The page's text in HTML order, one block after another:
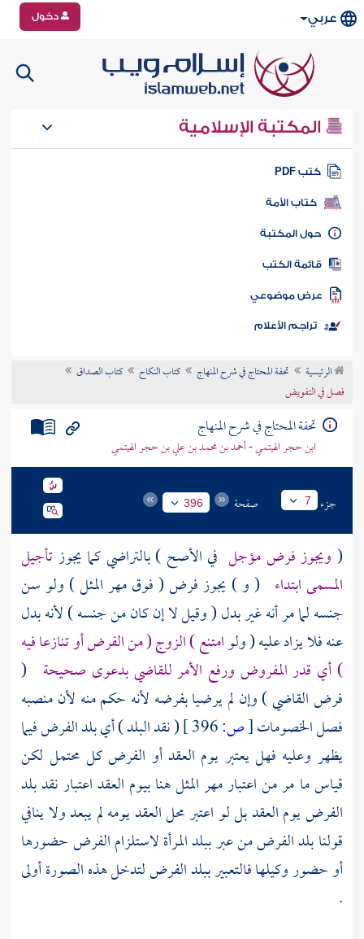
عربي دخول
المكتبة الإسلامية
كتب PDF
كتاب الأمة
المكتبة
الكتب
موضوعي
تراجم الأعلام
الرئيسية تحفة المحتاج في شرح المنهاج كتاب النكاح
كتاب الصداق
فصل في التفويض
تحفة المحتاج في شرح المنهاج
ابن حجر الهيتمي - أحمد بن محمد بن علي بن حجر الهيتمي
جزء 7 صفحة 396
( ويجوز فرض مؤجل في الأصح ) بالتراضي كما يجوزتأجيل
المسمى ابتداء ( و ) يجوز فرض ( فوق مهر المثل ) ولو سن
جنسه لما مر أنه غير بدل ( وقيل لا إن كان من جنسه ) لأنه بدل
عنه فلا يزاد عليه ( ولوامتنع ) الزوج ( من الفرض أو تنازعا فيه
) أي قدر المفروض ورفع الأمر للقاضي بدعوى صحيحة (
فرض القاضي ) وإن لم يرضيا بفرضه لأنه حكم منه لأن منصبه
فصل الخصومات[ص:
( نقد البلد ) أي بلد الفرض فيما
يظهر وعليه فهل يعتبر يوم العقد أو الفرض كل محتمل لكن
قياس ما مر من اعتبار مهر المثل هنا بيوم العقد اعتبار نقد بلد
الفرض يوم العقد بل لو اعتبر محل العقد يومه لم يبعد ولا ينافي
قولنا بلد الفرض من عبر ببلد المرأة لاستلزام الفرض حضورها
أو حضور وكيلها فالتعبير ببلد الفرض لتدخل هذه الصورة أولى
.